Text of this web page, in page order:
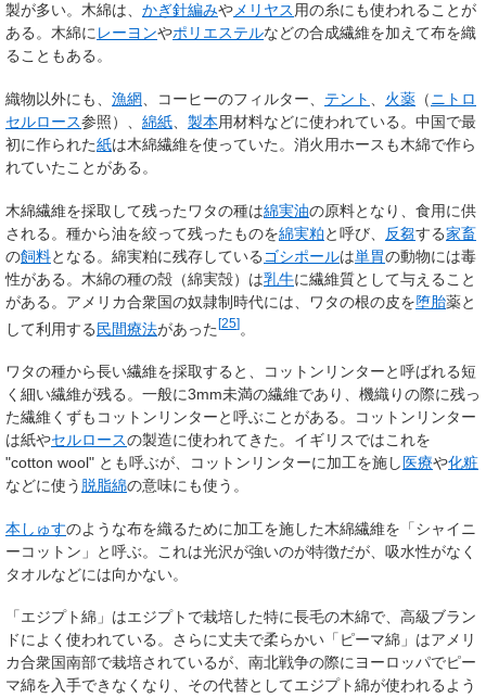
製が多い。木綿は、 かぎ針編みやメリヤス用の糸にも使われることが
ある。木綿にレーヨンやポリエステルなどの合成繊維を加えて布を織
ることもある。
織物以外にも、 漁網 、コーヒーのフィルター、 テント 火薬 （ニトロ
セルロース参照）、 綿紙 製本用材料などに使われている。中国で最
初に作られた紙は木綿繊維を使っていた。消火用ホースも木綿で作ら
れていたことがある。
木綿繊維を採取して残ったワタの種は綿実油の原料となり、食用に供
される。種から油を絞って残ったものを綿実粕と呼び、 反芻する家畜
の飼料となる。綿実粕に残存している ゴシポールは単胃の動物には毒
性がある。木綿の種の殻（綿実殻）は乳牛に繊維質として与えること
がある。アメリカ合衆国の奴隷制時代には、ワタの根の皮を堕胎薬と
して利用する民間療法があった[25]。
ワタの種から長い繊維を採取すると、コットンリンターと呼ばれる短
く細い繊維が残る。一般に3mm未満の繊維であり、機織りの際に残っ
た繊維くずもコットンリンターと呼ぶことがある。コットンリンター
は紙やセルロースの製造に使われてきた。イギリスではこれを
"cotton wool" とも呼ぶが、コットンリンターに加工を施し 医療や化粧
などに使う 脱脂綿の意味にも使う。
本しゅすのような布を織るために加工を施した木綿繊維を「シャイニ
ーコットン」と呼ぶ。これは光沢が強いのが特徴だが、吸水性がなく
タオルなどには向かない。
「エジプト綿」はエジプトで栽培した特に長毛の木綿で、高級ブラン
ドによく使われている。さらに丈夫で柔らかい「ピーマ綿」はアメリ
カ合衆国南部で栽培されているが、南北戦争の際にヨーロッパでピー
マ綿を入手できなくなり、その代替としてエジプト綿が使われるよう